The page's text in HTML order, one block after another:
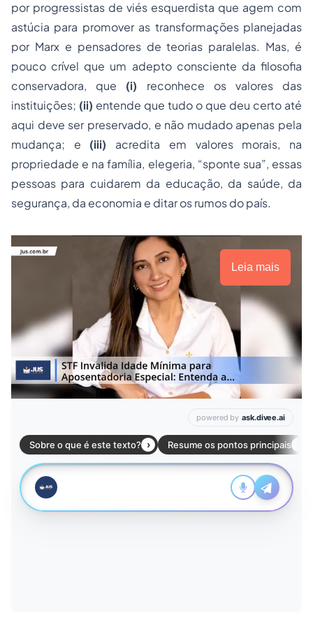
por progressistas de viés esquerdista que agem com
astúcia para promover as transformações planejadas
por Marx e pensadores de teorias paralelas. Mas, é
pouco crível que um adepto consciente da filosofia
conservadora, que (i) reconhece os valores das
instituições; (ii) entende que tudo o que deu certo até
aqui deve ser preservado, e não mudado apenas pela
mudança; e (iii) acredita em valores morais, na
propriedade e na família, elegeria, “sponte sua”, essas
pessoas para cuidarem da educação, da saúde, da
segurança, da economia e ditar os rumos do país.
Leia mais